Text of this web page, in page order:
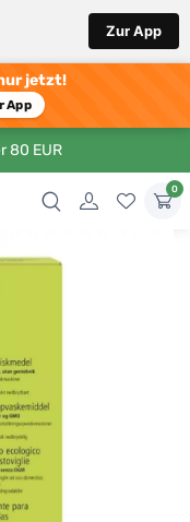
Zur App
jetzt!
App
80 EUR
0